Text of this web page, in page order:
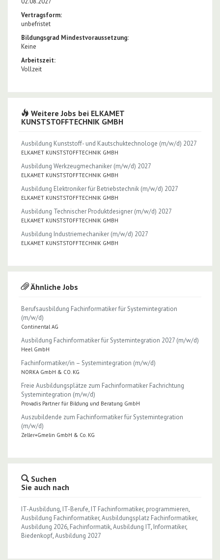
Vertragsform:
unbefristet
Bildungsgrad Mindestvoraussetzung:
Keine
Arbeitszeit:
Vollzeit
Weitere Jobs bei ELKAMET
KUNSTSTOFFTECHNIK GMBH
Ausbildung Kunststoff- und Kautschuktechnologe (m/w/d) 2027
ELKAMET KUNSTSTOFFTECHNIK GMBH
Ausbildung Werkzeugmechaniker (m/w/d) 2027
ELKAMET KUNSTSTOFFTECHNIK GMBH
Ausbildung Elektroniker für Betriebstechnik (m/w/d) 2027
ELKAMET KUNSTSTOFFTECHNIK GMBH
Ausbildung Technischer Produktdesigner (m/w/d) 2027
ELKAMET KUNSTSTOFFTECHNIK GMBH
Ausbildung Industriemechaniker (m/w/d) 2027
ELKAMET KUNSTSTOFFTECHNIK GMBH
Ähnliche Jobs
Berufsausbildung Fachinformatiker für Systemintegration
(m/w/d)
Continental AG
Ausbildung Fachinformatiker für Systemintegration 2027 (m/w/d)
Heel GmbH
Fachinformatiker/in – Systemintegration (m/w/d)
NORKA GmbH & CO. KG
Freie Ausbildungsplätze zum Fachinformatiker Fachrichtung
Systemintegration (m/w/d)
Provadis Partner für Bildung und Beratung GmbH
Auszubildende zum Fachinformatiker für Systemintegration
(m/w/d)
Zeller+Gmelin GmbH & Co. KG
Suchen
Sie auch nach
IT-Ausbildung, IT-Berufe, IT Fachinformatiker, programmieren,
Ausbildung Fachinformatiker,Ausbildungsplatz Fachinformatiker,
Ausbildung 2026, Fachinformatik,Ausbildung IT, Informatiker,
Biedenkopf,Ausbildung 2027